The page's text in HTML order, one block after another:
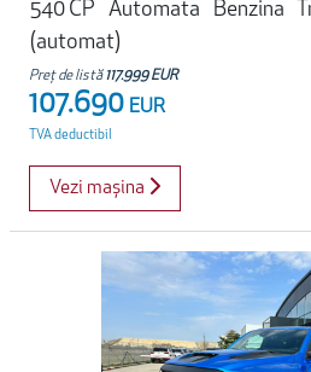
540 CP
Automata Benzina
(automat)
Preț de listă117.999 EUR
107.690 EUR
TVA deductibil
Vezi mașina